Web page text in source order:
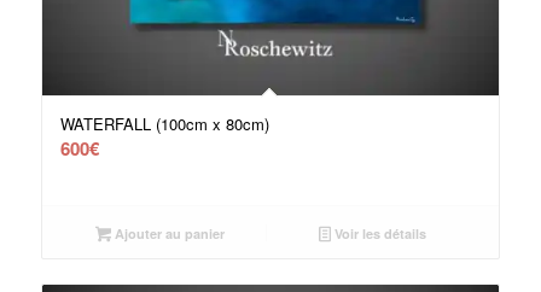
WATERFALL (100cm x 80cm)
600€
Ajouter au panier Voir les détails